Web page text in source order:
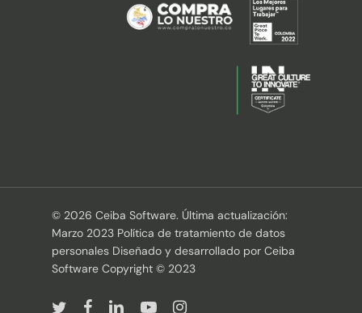
© 2026 Ceiba Software. Última actualización:
Marzo 2023 Política de tratamiento de datos
personales Diseñado y desarrollado por Ceiba
Software Copyright © 2023
twitterfacebooklinkedinyoutubeinstagram